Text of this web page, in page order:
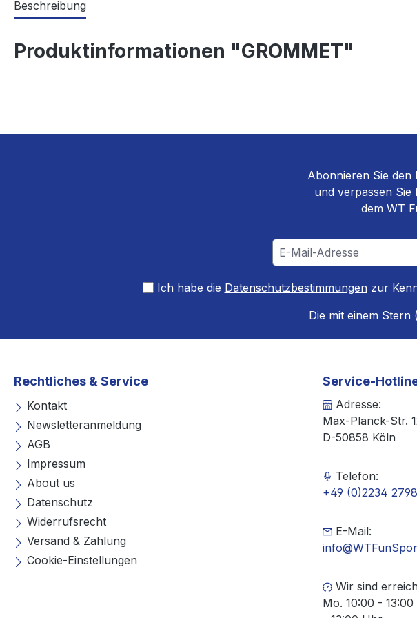
Beschreibung
Produktinformationen "GROMMET"
Abonnieren Sie
und verpassen Sie
dem WT
Ich habe die Datenschutzbestimmungenzur
Die mit einem
Rechtliches & Service
Kontakt
Newsletteranmeldung
AGB
Impressum
About us
Datenschutz
Widerrufsrecht
Versand & Zahlung
Cookie-Einstellungen
Service-
Adresse:
Max-Planck-Str.
D-50858 Köln
Telefon:
+49 (0)2234
E-Mail:
Wir sind
Mo. 10:00 -